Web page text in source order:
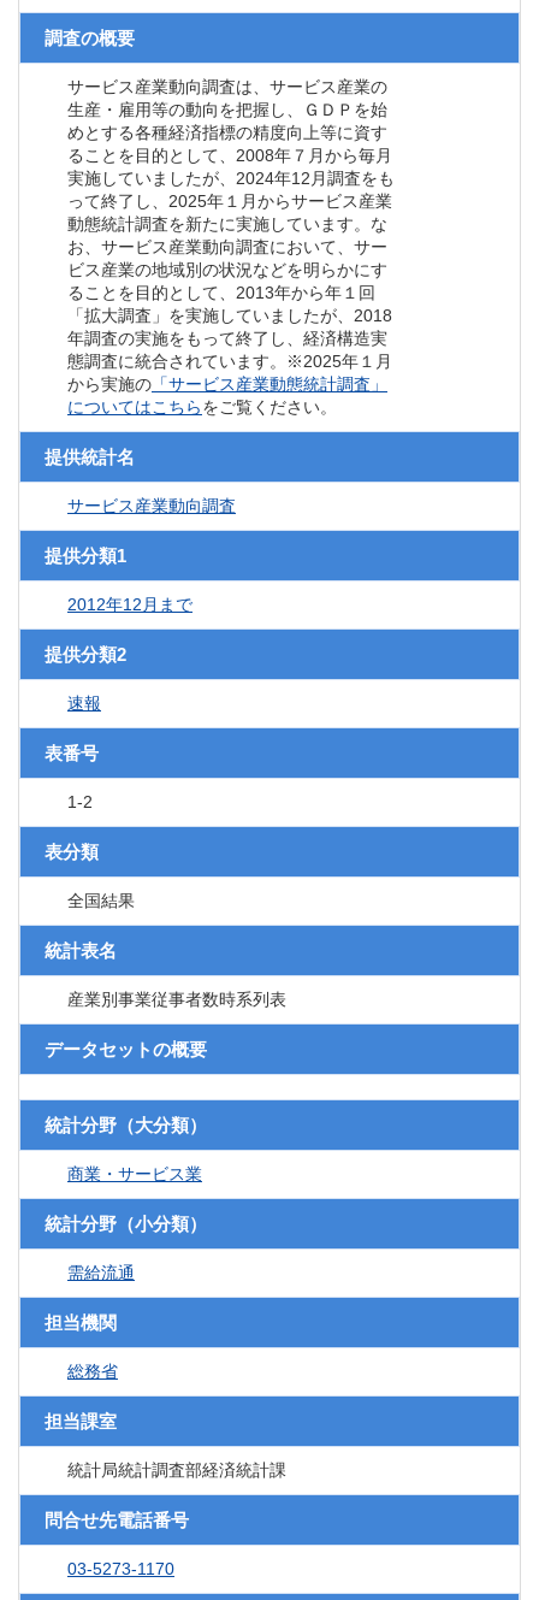
調査の概要
サービス産業動向調査は、サービス産業の
生産・雇用等の動向を把握し、ＧＤＰを始
めとする各種経済指標の精度向上等に資す
ることを目的として、2008年７月から毎月
実施していましたが、2024年12月調査をも
って終了し、2025年１月からサービス産業
動態統計調査を新たに実施しています。な
お、サービス産業動向調査において、サー
ビス産業の地域別の状況などを明らかにす
ることを目的として、2013年から年１回
「拡大調査」を実施していましたが、2018
年調査の実施をもって終了し、経済構造実
態調査に統合されています。※2025年１月
から実施の 「サービス産業動態統計調査」
についてはこちらをご覧ください。
提供統計名
サービス産業動向調査
提供分類1
2012年12月まで
提供分類2
速報
表番号
1-2
表分類
全国結果
統計表名
産業別事業従事者数時系列表
データセットの概要
統計分野（大分類）
商業・サービス業
統計分野（小分類）
需給流通
担当機関
総務省
担当課室
統計局統計調査部経済統計課
問合せ先電話番号
03-5273-1170